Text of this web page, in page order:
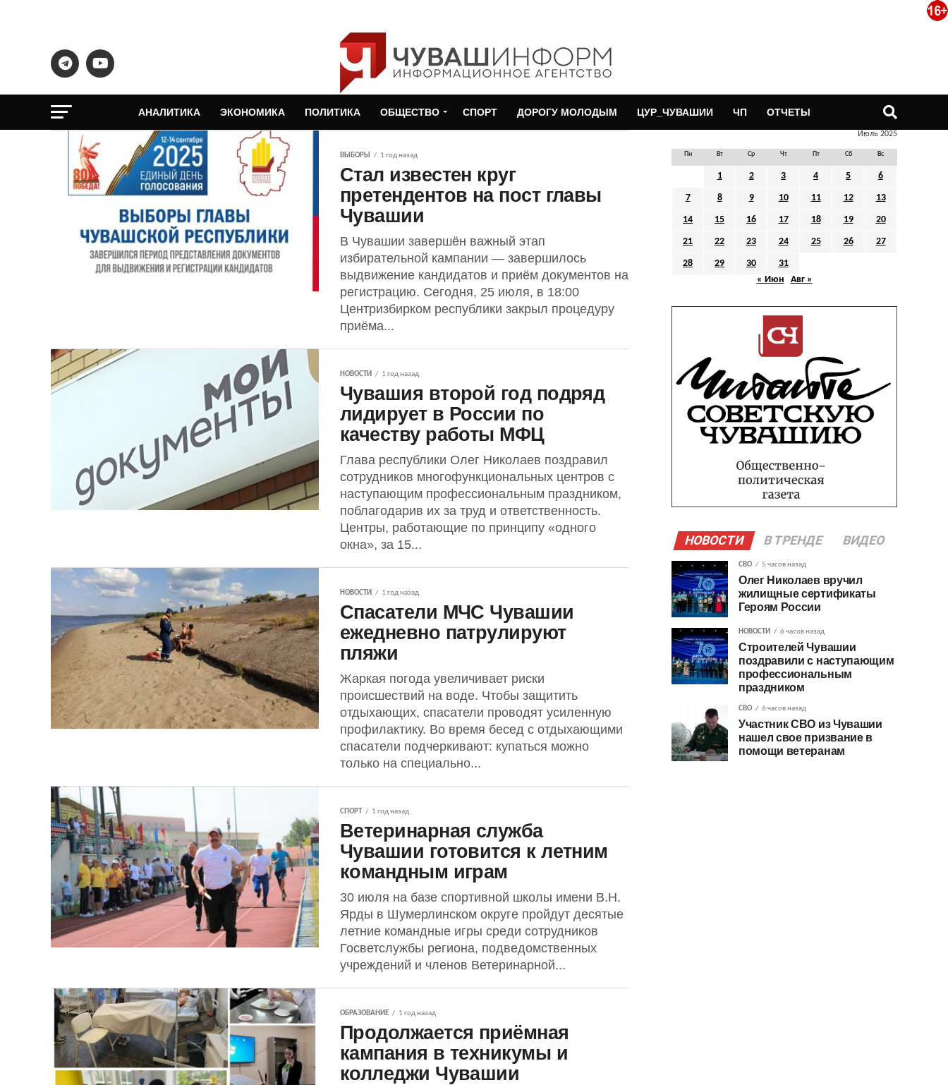
АНАЛИТИКА ЭКОНОМИКА ПОЛИТИКА ОБЩЕСТВО СПОРТ ДОРОГУ МОЛОДЫМ ЦУР_ЧУВАШИИ ЧП ОТЧЕТЫ
ВЫБОРЫ 1 год назад
Стал известен круг
претендентов на пост главы
Чувашии
В Чувашии завершён важный этап
избирательной кампании — завершилось
выдвижение кандидатов и приём документов на
регистрацию. Сегодня, 25 июля, в 18:00
Центризбирком республики закрыл процедуру
приёма...
НОВОСТИ 1 год назад
Чувашия второй год подряд
лидирует в России по
качеству работы МФЦ
Глава республики Олег Николаев поздравил
сотрудников многофункциональных центров с
наступающим профессиональным праздником,
поблагодарив их за труд и ответственность.
Центры, работающие по принципу «одного
окна», за 15...
НОВОСТИ 1 год назад
Спасатели МЧС Чувашии
ежедневно патрулируют
пляжи
Жаркая погода увеличивает риски
происшествий на воде. Чтобы защитить
отдыхающих, спасатели проводят усиленную
профилактику. Во время бесед с отдыхающими
спасатели подчеркивают: купаться можно
только на специально...
СПОРТ 1 год назад
Ветеринарная служба
Чувашии готовится к летним
командным играм
30 июля на базе спортивной школы имени В.Н.
Ярды в Шумерлинском округе пройдут десятые
летние командные игры среди сотрудников
Госветслужбы региона, подведомственных
учреждений и членов Ветеринарной...
ОБРАЗОВАНИЕ 1 год назад
Продолжается приёмная
кампания в техникумы и
колледжи Чувашии
Июль 2025
Пн Вт Ср Чт Пт Сб Вс
1 2 3 4 5 6
7 8 9 10 11 12 13
14 15 16 17 18 19 20
21 22 23 24 25 26 27
28 29 30
31
« Июн
Авг »
НОВОСТИ В ТРЕНДЕ ВИДЕО
СВО 5 часов назад
Олег Николаев вручил
жилищные сертификаты
Героям России
НОВОСТИ 6 часов назад
Строителей Чувашии
поздравили с наступающим
профессиональным
праздником
СВО 6 часов назад
Участник СВО из Чувашии
нашел свое призвание в
помощи ветеранам